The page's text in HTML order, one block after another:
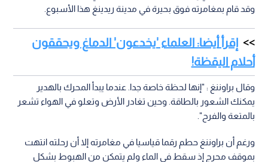
وقد قام بمغامرته فوق بحيرة في مدينة ريدينغ هذا الأسبوع.
إقرأ أيضا: العلماء 'يخدعون' الدماغ ويحققون
أحلام اليقظة!
وقال براوننغ : "إنها لحظة خاصة جدا. عندما يبدأ المحرك بالهدير
يمكنك الشعور بالطاقة. وحين تغادر الأرض وتعلو في الهواء تشعر
بالمتعة والفرح".
ورغم أن براوننغ حطم رقما قياسيا في مغامرته إلا أن رحلته انتهت
بموقف محرج إذ سقط في الماء ولم يتمكن من الهبوط بشكل